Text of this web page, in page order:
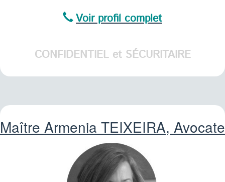
Voir profil complet
CONFIDENTIEL et SÉCURITAIRE
Maître Armenia TEIXEIRA, Avocate